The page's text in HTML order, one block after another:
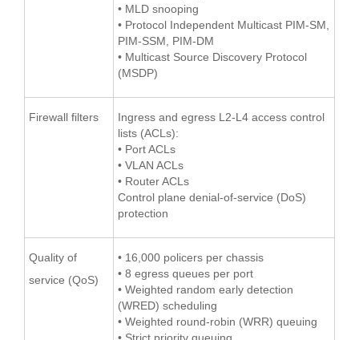
• MLD snooping
• Protocol Independent Multicast PIM-SM,
PIM-SSM, PIM-DM
• Multicast Source Discovery Protocol
(MSDP)
Firewall filters
Ingress and egress L2-L4 access control
lists (ACLs):
• Port ACLs
• VLAN ACLs
• Router ACLs
Control plane denial-of-service (DoS)
protection
Quality of
service (QoS)
• 16,000 policers per chassis
• 8 egress queues per port
• Weighted random early detection
(WRED) scheduling
• Weighted round-robin (WRR) queuing
• Strict priority queuing